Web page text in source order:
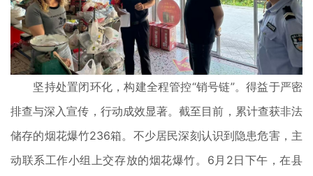
坚持处置闭环化，构建全程管控“销号链”。得益于严密
排查与深入宣传，行动成效显著。截至目前，累计查获非法
储存的烟花爆竹236箱。不少居民深刻认识到隐患危害，主
动联系工作小组上交存放的烟花爆竹。6月2日下午，在县